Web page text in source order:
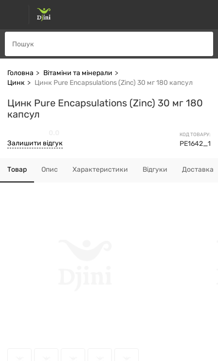
Головна
Вітаміни та мінерали
Цинк
Цинк Pure Encapsulations (Zinc) 30 мг 180 капсул
Цинк Pure Encapsulations (Zinc) 30 мг 180
капсул
КОД ТОВАРУ:
PE1642_1
Залишити відгук
Товар Опис Характеристики Відгуки Доставка